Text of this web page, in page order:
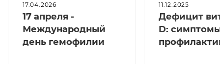
17.04.2026
17 апреля -
Международный
день гемофилии
11.12.2025
Дефицит
D: